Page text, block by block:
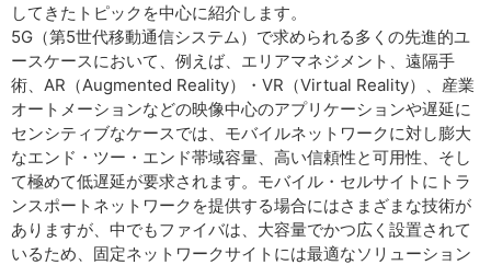
してきたトピックを中心に紹介します。
5G（第5世代移動通信システム）で求められる多くの先進的ユ
ースケースにおいて、例えば、エリアマネジメント、遠隔手
術、AR（Augmented Reality）・VR（Virtual Reality）、産業
オートメーションなどの映像中心のアプリケーションや遅延に
センシティブなケースでは、モバイルネットワークに対し膨大
なエンド・ツー・エンド帯域容量、高い信頼性と可用性、そし
て極めて低遅延が要求されます。モバイル・セルサイトにトラ
ンスポートネットワークを提供する場合にはさまざまな技術が
ありますが、中でもファイバは、大容量でかつ広く設置されて
いるため、固定ネットワークサイトには最適なソリューション